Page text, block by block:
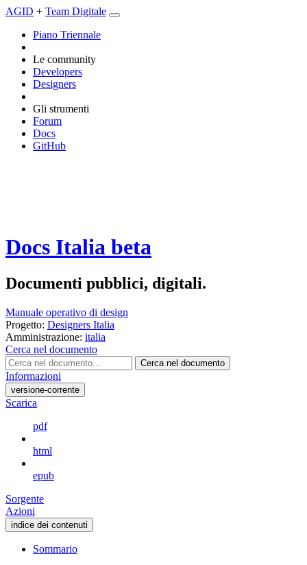
AGID + Team Digitale
Piano Triennale
Le community
Developers
Designers
Gli strumenti
Forum
Docs
GitHub
Docs Italia beta
Documenti pubblici, digitali.
Manuale operativo di design
Progetto: Designers Italia
Amministrazione: italia
Cerca nel documento
Cerca nel documento
Informazioni
versione-corrente
Scarica
pdf
html
epub
Sorgente
Azioni
indice dei contenuti
Sommario